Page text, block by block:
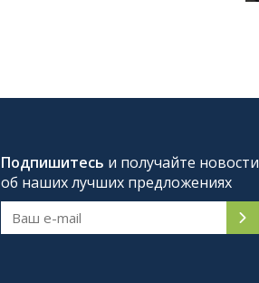
Подпишитесь и получайте новости
об наших лучших предложениях